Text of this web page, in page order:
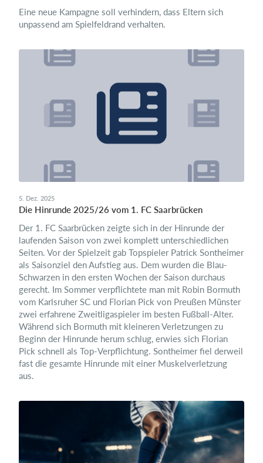
Eine neue Kampagne soll verhindern, dass Eltern sich
unpassend am Spielfeldrand verhalten.
5. Dez. 2025
Die Hinrunde 2025/26 vom 1. FC Saarbrücken
Der 1. FC Saarbrücken zeigte sich in der Hinrunde der
laufenden Saison von zwei komplett unterschiedlichen
Seiten. Vor der Spielzeit gab Topspieler Patrick Sontheimer
als Saisonziel den Aufstieg aus. Dem wurden die Blau-
Schwarzen in den ersten Wochen der Saison durchaus
gerecht. Im Sommer verpflichtete man mit Robin Bormuth
vom Karlsruher SC und Florian Pick von Preußen Münster
zwei erfahrene Zweitligaspieler im besten Fußball-Alter.
Während sich Bormuth mit kleineren Verletzungen zu
Beginn der Hinrunde herum schlug, erwies sich Florian
Pick schnell als Top-Verpflichtung. Sontheimer fiel derweil
fast die gesamte Hinrunde mit einer Muskelverletzung
aus.